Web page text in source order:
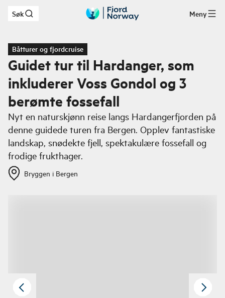
Hopp til hovedinnhold
Søk Meny
Båtturer og fjordcruise
Guidet tur til Hardanger, som
inkluderer Voss Gondol og 3
berømte fossefall
Nyt en naturskjønn reise langs Hardangerfjorden på
denne guidede turen fra Bergen. Opplev fantastiske
landskap, snødekte fjell, spektakulære fossefall og
frodige frukthager.
Bryggen i Bergen